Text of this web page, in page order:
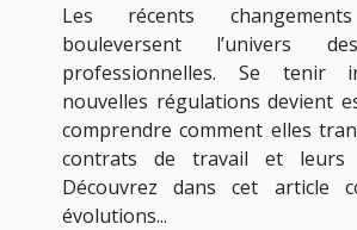
Les récents
bouleversent l’univers
professionnelles. Se tenir
nouvelles régulations devient
comprendre comment elles
contrats de travail et leurs
Découvrez dans cet article
évolutions...